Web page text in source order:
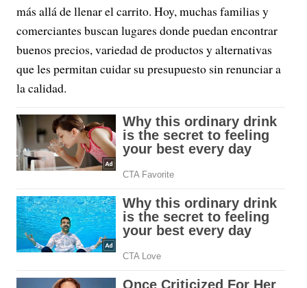
más allá de llenar el carrito. Hoy, muchas familias y
comerciantes buscan lugares donde puedan encontrar
buenos precios, variedad de productos y alternativas
que les permitan cuidar su presupuesto sin renunciar a
la calidad.